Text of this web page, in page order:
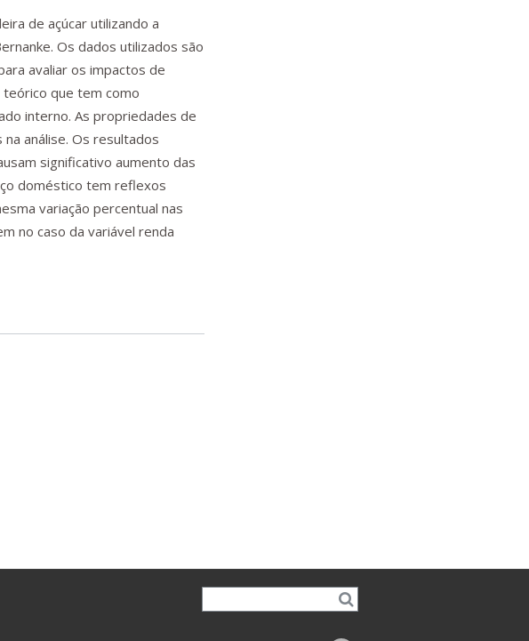
de açúcar utilizando a
Os dados utilizados são
avaliar os impactos de
que tem como
interno. As propriedades de
análise. Os resultados
significativo aumento das
doméstico tem reflexos
variação percentual nas
no caso da variável renda